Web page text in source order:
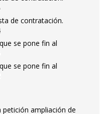
de contratación.
se pone fin al
se pone fin al
ampliación de